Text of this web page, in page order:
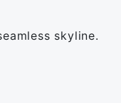
skyline.